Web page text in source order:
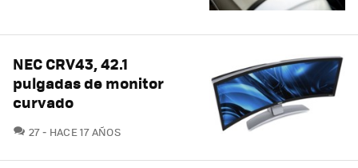
NEC CRV43, 42.1
pulgadas de monitor
curvado
27COMENTARIOS
HACE 17 AÑOS